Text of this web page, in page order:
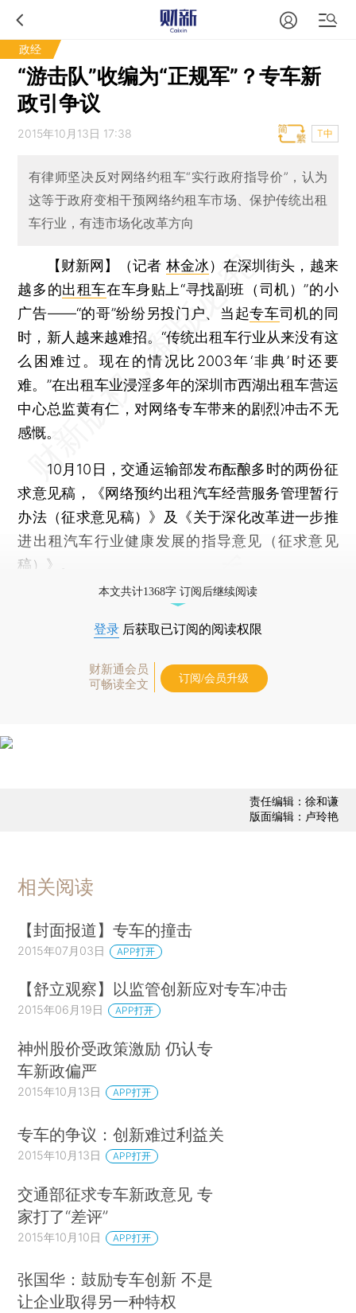
政经
“游击队”收编为“正规军”？专车新
政引争议
2015年10月13日 17:38 T中
有律师坚决反对网络约租车“实行政府指导价”，认为
这等于政府变相干预网络约租车市场、保护传统出租
车行业，有违市场化改革方向
【财新网】（记者 林金冰） 在深圳街头，越来
越多的出租车在车身贴上“寻找副班（司机）”的小
广告——“的哥”纷纷另投门户、当起专车司机的同
时，新人越来越难招。“传统出租车行业从来没有这
么困难过。现在的情况比2003年‘非典’时还要
难。”在出租车业浸淫多年的深圳市西湖出租车营运
中心总监黄有仁，对网络专车带来的剧烈冲击不无
感慨。
10月10日，交通运输部发布酝酿多时的两份征
求意见稿，《网络预约出租汽车经营服务管理暂行
办法（征求意见稿）》及《关于深化改革进一步推
进出租汽车行业健康发展的指导意见（征求意见
稿）》。
本文共计1368字 订阅后继续阅读
登录 后获取已订阅的阅读权限
财新通会员
可畅读全文
订阅/会员升级
责任编辑：徐和谦
版面编辑：卢玲艳
相关阅读
【封面报道】专车的撞击
2015年07月03日 APP打开
【舒立观察】以监管创新应对专车冲击
2015年06月19日 APP打开
神州股价受政策激励 仍认专
车新政偏严
2015年10月13日 APP打开
专车的争议：创新难过利益关
2015年10月13日 APP打开
交通部征求专车新政意见 专
家打了“差评”
2015年10月10日 APP打开
张国华：鼓励专车创新 不是
让企业取得另一种特权